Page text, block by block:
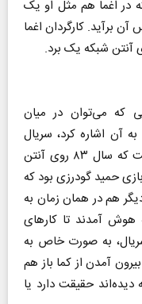
در اغما هم مثل او یک
برآید. کارگردان اغما
که می‌توان در میان
آن اشاره کرد، سریال
کمکم کن به کارگردانی قاسم جعفری است که سال ۸۳ روی آنتن
حمید گودرزی بود که
هم در همان زمان به
هوش آمدند تا کارهای
سریال، به صورت خاص به
آمدن از کما باز هم
حقیقت دارد یا